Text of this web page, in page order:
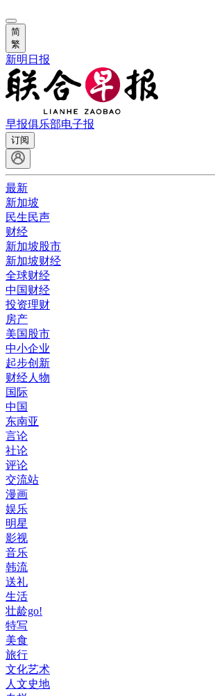
简
繁
新明日报
早报俱乐部电子报
订阅
最新
新加坡
民生民声
财经
新加坡股市
新加坡财经
全球财经
中国财经
投资理财
房产
美国股市
中小企业
起步创新
财经人物
国际
中国
东南亚
言论
社论
评论
交流站
漫画
娱乐
明星
影视
音乐
韩流
送礼
生活
壮龄go!
特写
美食
旅行
文化艺术
人文史地